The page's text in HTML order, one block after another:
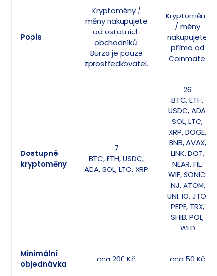
Popis
Kryptoměny /
měny nakupujete
od ostatních
obchodníků.
Burza je pouze
zprostředkovatel.
Kryptoměny
/ měny
nakupujete
přímo od
Coinmate.
Dostupné
kryptoměny
7
BTC, ETH, USDC,
ADA, SOL, LTC, XRP
26
BTC, ETH,
USDC, ADA,
SOL, LTC,
XRP, DOGE,
BNB, AVAX,
LINK, DOT,
NEAR, FIL,
WIF, SONIC,
INJ, ATOM,
UNI, IO, JTO,
PEPE, TRX,
SHIB, POL,
WLD
Minimální
objednávka
cca 200 Kč cca 50 Kč